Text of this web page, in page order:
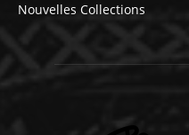
Nouvelles Collections